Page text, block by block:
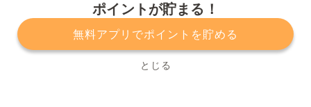
ポイントが貯まる！
無料アプリでポイントを貯める
とじる
プライバシーポリシー 利用規約
運営会社
サービスに関してのお問い合わせ